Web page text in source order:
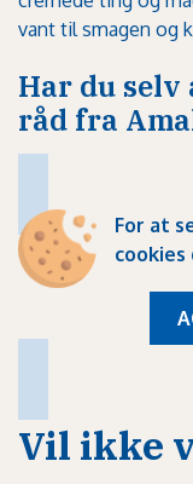
vant til smagen og
Har du selv
råd fra
For at
Vil ikke